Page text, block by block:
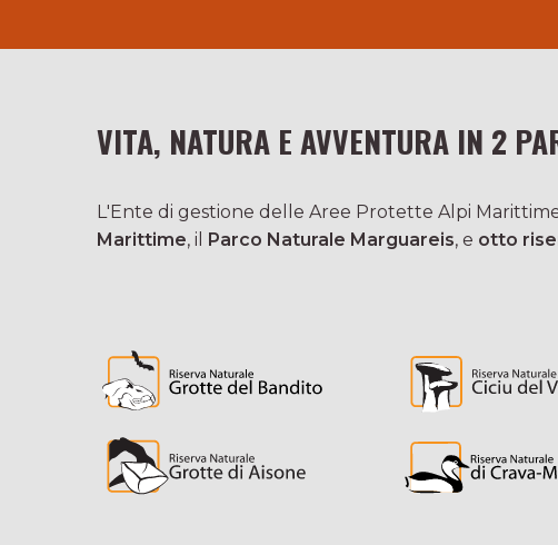
VITA, NATURA E AVVENTURA IN 2
L'Ente di gestione delle Aree Protette Alpi
Marittime, il Parco Naturale Marguareis, e otto